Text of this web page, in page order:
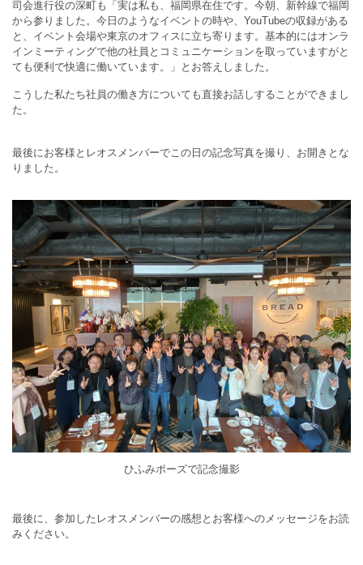
司会進行役の深町も「実は私も、福岡県在住です。今朝、新幹線で福岡
から参りました。今日のようなイベントの時や、YouTubeの収録がある
と、イベント会場や東京のオフィスに立ち寄ります。基本的にはオンラ
インミーティングで他の社員とコミュニケーションを取っていますがと
ても便利で快適に働いています。」とお答えしました。
こうした私たち社員の働き方についても直接お話しすることができまし
た。
最後にお客様とレオスメンバーでこの日の記念写真を撮り、お開きとな
りました。
ひふみポーズで記念撮影
最後に、参加したレオスメンバーの感想とお客様へのメッセージをお読
みください。